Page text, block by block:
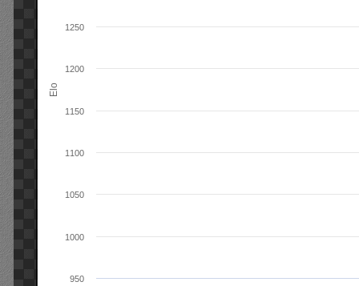
Elo
950
1000
1050
1100
1150
1200
1250